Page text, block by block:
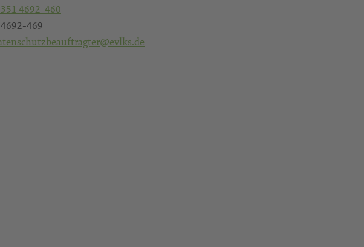
4692-460
469